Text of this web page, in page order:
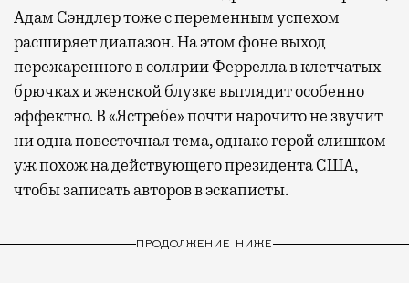
Адам Сэндлер тоже с переменным успехом
расширяет диапазон. На этом фоне выход
пережаренного в солярии Феррелла в клетчатых
брючках и женской блузке выглядит особенно
эффектно. В «Ястребе» почти нарочито не звучит
ни одна повесточная тема, однако герой слишком
уж похож на действующего президента США,
чтобы записать авторов в эскаписты.
ПРОДОЛЖЕНИЕ НИЖЕ